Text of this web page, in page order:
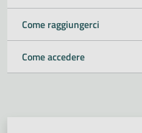
Come raggiungerci
Come accedere